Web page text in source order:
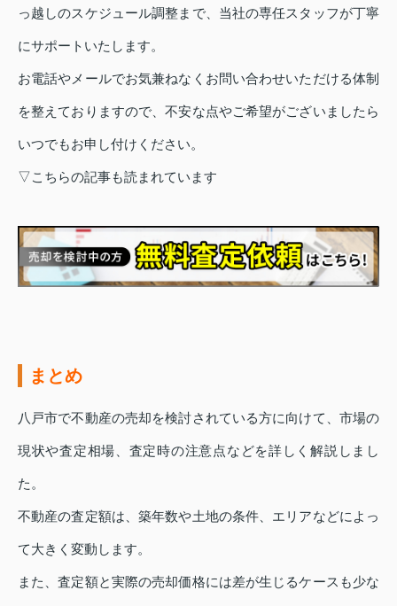
っ越しのスケジュール調整まで、当社の専任スタッフが丁寧
にサポートいたします。
お電話やメールでお気兼ねなくお問い合わせいただける体制
を整えておりますので、不安な点やご希望がございましたら
いつでもお申し付けください。
▽こちらの記事も読まれています
まとめ
八戸市で不動産の売却を検討されている方に向けて、市場の
現状や査定相場、査定時の注意点などを詳しく解説しまし
た。
不動産の査定額は、築年数や土地の条件、エリアなどによっ
て大きく変動します。
また、査定額と実際の売却価格には差が生じるケースも少な